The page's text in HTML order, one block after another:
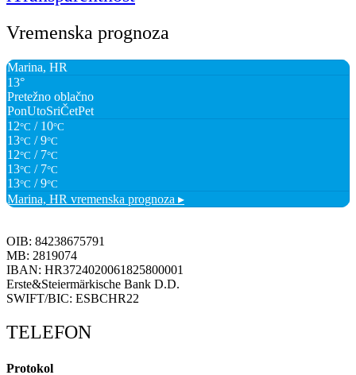
Vremenska prognoza
Marina, HR
13°
Pretežno oblačno
PonUtoSriČetPet
12°C / 10°C
13°C / 9°C
12°C / 7°C
13°C / 7°C
13°C / 9°C
Marina, HR vremenska prognoza ▸
OIB: 84238675791
MB: 2819074
IBAN: HR3724020061825800001
Erste&Steiermärkische Bank D.D.
SWIFT/BIC: ESBCHR22
TELEFON
Protokol